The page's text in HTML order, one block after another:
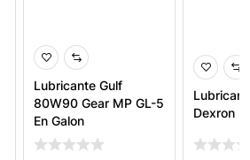
Lubricante Gulf
80W90 Gear MP GL-5
En Galon
Dexron